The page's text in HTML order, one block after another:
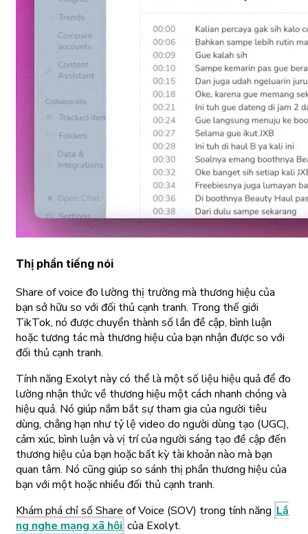
Thị phần tiếng nói
Share of voice đo lường thị trường mà thương hiệu của
bạn sở hữu so với đối thủ cạnh tranh. Trong thế giới
TikTok, nó được chuyển thành số lần đề cập, bình luận
hoặc tương tác mà thương hiệu của bạn nhận được so với
đối thủ cạnh tranh.
Tính năng Exolyt này có thể là một số liệu hiệu quả để đo
lường nhận thức về thương hiệu một cách nhanh chóng và
hiệu quả. Nó giúp nắm bắt sự tham gia của người tiêu
dùng, chẳng hạn như tỷ lệ video do người dùng tạo (UGC),
cảm xúc, bình luận và vị trí của người sáng tạo đề cập đến
thương hiệu của bạn hoặc bất kỳ tài khoản nào mà bạn
quan tâm. Nó cũng giúp so sánh thị phần thương hiệu của
bạn với một hoặc nhiều đối thủ cạnh tranh.
Khám phá chỉ số Share of Voice (SOV) trong tính năng Lắ
ng nghe mạng xã hội của Exolyt.